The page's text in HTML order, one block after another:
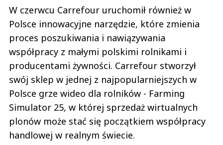
W czerwcu Carrefour uruchomił również w
Polsce innowacyjne narzędzie, które zmienia
proces poszukiwania i nawiązywania
współpracy z małymi polskimi rolnikami i
producentami żywności. Carrefour stworzył
swój sklep w jednej z najpopularniejszych w
Polsce grze wideo dla rolników - Farming
Simulator 25, w której sprzedaż wirtualnych
plonów może stać się początkiem współpracy
handlowej w realnym świecie.